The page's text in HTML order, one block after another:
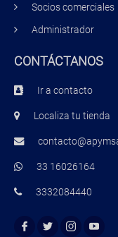
Socios comerciales
Administrador
CONTÁCTANOS
Ir a contacto
Localiza tu tienda
33 16026164
3332084440